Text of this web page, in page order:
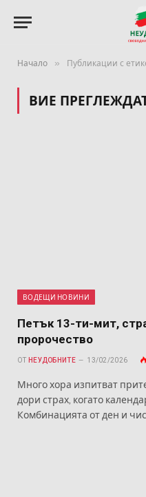
Начало » Публикации с
ВИЕ
ВОДЕЩИ НОВИНИ
Петък 13-ти-мит,
пророчество
ОТ НЕУДОБНИТЕ 13/02/2026
Много хора изпитват
дори страх, когато
Комбинацията от ден и